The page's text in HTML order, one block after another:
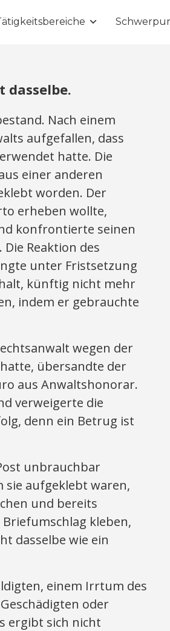
dasselbe.
Nach einem
aufgefallen, dass
hatte. Die
einer anderen
worden. Der
erheben wollte,
konfrontierte seinen
Reaktion des
unter Fristsetzung
künftig nicht mehr
indem er gebrauchte
wegen der
übersandte der
aus Anwaltshonorar.
verweigerte die
denn ein Betrug ist
unbrauchbar
sie aufgeklebt waren,
und bereits
kleben,
dasselbe wie ein
einem Irrtum des
oder
ergibt sich nicht